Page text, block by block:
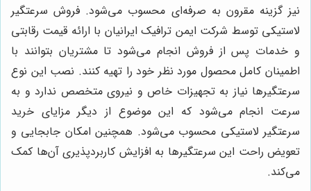
نیز گزینه مقرون به صرفه‌ای محسوب می‌شود. فروش سرعتگیر
لاستیکی توسط شرکت ایمن ترافیک ایرانیان با ارائه قیمت رقابتی
و خدمات پس از فروش انجام می‌شود تا مشتریان بتوانند با
اطمینان کامل محصول مورد نظر خود را تهیه کنند. نصب این نوع
سرعتگیرها نیاز به تجهیزات خاص و نیروی متخصص ندارد و به
سرعت انجام می‌شود که این موضوع از دیگر مزایای خرید
سرعتگیر لاستیکی محسوب می‌شود. همچنین امکان جابجایی و
تعویض راحت این سرعتگیرها به افزایش کاربردپذیری آن‌ها کمک
می‌کند.